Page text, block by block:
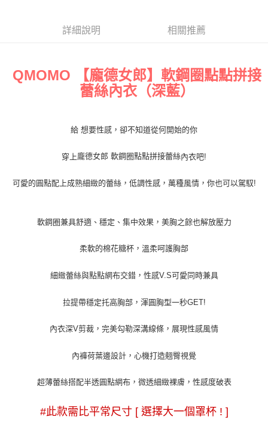
「AFTEE先享後付」，若未經同意申辦者引起之損失，本公司不負相關責
請求用戶進行身份認證。
５．嚴禁一人註冊多個帳號或使用他人資訊註冊。若發現惡意使用之情形，
恩沛科技股份有限公司將有權停止該用戶之使用額度並採取法律行動。
※國定假日將順延
宅配出貨 約3~5天到貨，實際出貨依照配送狀態為主。※國定假日
將順延
每筆NT$90，滿NT$1,000(含以上)免運費
每筆NT$90，滿NT$1,000(含以上)免運費
詳細說明 相關推薦
QMOMO
【龐德女郎】軟鋼圈點點拼接
蕾絲內衣 （深藍）
給 想要性感，卻不知道從何開始的你
穿上龐德女郎 軟鋼圈點點拼接蕾絲內衣吧!
可愛的圓點配上成熟細緻的蕾絲，低調性感，萬種風情，你也可以駕馭!
軟鋼圈兼具舒適、穩定、集中效果，美胸之餘也解放壓力
柔軟的棉花糖杯，溫柔呵護胸部
細緻蕾絲與點點網布交錯，性感V.S可愛同時兼具
拉提帶穩定托高胸部，渾圓胸型一秒GET!
內衣深V剪裁，完美勾勒深溝線條，展現性感風情
內褲荷葉邊設計，心機打造翹臀視覺
超薄蕾絲搭配半透圓點網布，微透細緻裸膚，性感度破表
#此款需比平常尺寸 [ 選擇大一個罩杯 ! ]